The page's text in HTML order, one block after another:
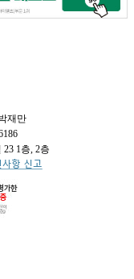
재만
1층, 2층